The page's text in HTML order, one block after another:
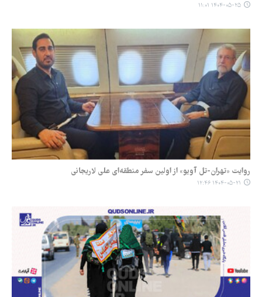
۱۴۰۴-۰۵-۲۵ ۱۱:۰۱
روایت «تهران-تل آویو» از اولین سفر منطقه‌ای علی لاریجانی
۱۴۰۴-۰۵-۲۱ ۱۲:۴۶